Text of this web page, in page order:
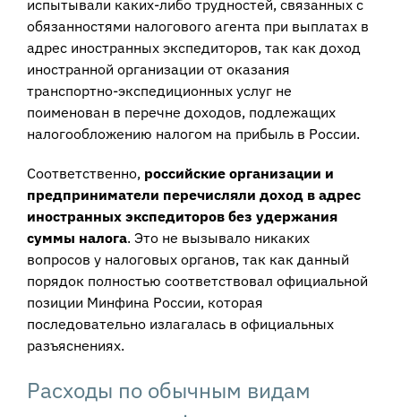
испытывали каких-либо трудностей, связанных с
обязанностями налогового агента при выплатах в
адрес иностранных экспедиторов, так как доход
иностранной организации от оказания
транспортно-экспедиционных услуг не
поименован в перечне доходов, подлежащих
налогообложению налогом на прибыль в России.
Соответственно, российские организации и
предприниматели перечисляли доход в адрес
иностранных экспедиторов без удержания
суммы налога. Это не вызывало никаких
вопросов у налоговых органов, так как данный
порядок полностью соответствовал официальной
позиции Минфина России, которая
последовательно излагалась в официальных
разъяснениях.
Расходы по обычным видам